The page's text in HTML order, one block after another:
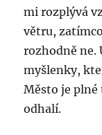
mi rozplývá
větru,
rozhodně ne.
myšlenky,
Město je plné
odhalí.